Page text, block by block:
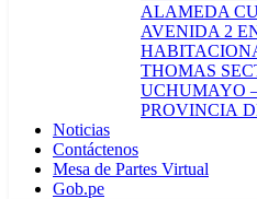
ALAMEDA
AVENIDA 2
THOMAS
UCHUMAYO
PROVINCIA
Noticias
Contáctenos
Mesa de Partes Virtual
Gob.pe